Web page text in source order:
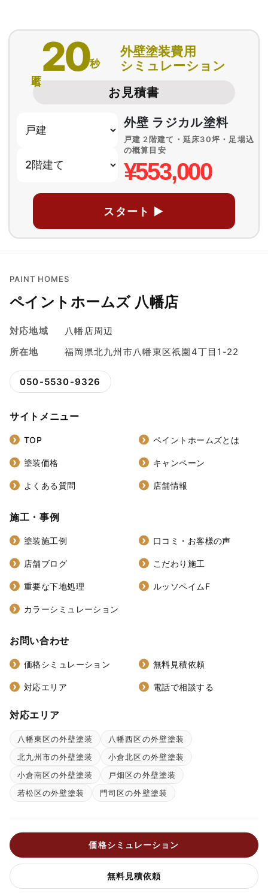
20秒
外壁塗装費用
シミュレーション
お見積書
外壁 ラジカル塗料
戸建 2階建て・延床30坪・足場込
の概算目安
¥553,000
スタート ▶
PAINT HOMES
ペイントホームズ 八幡店
対応地域
八幡店周辺
所在地
福岡県北九州市八幡東区祇園4丁目1-22
050-5530-9326
サイトメニュー
TOP ペイントホームズとは
塗装価格 キャンペーン
よくある質問 店舗情報
施工・事例
塗装施工例 口コミ・お客様の声
店舗ブログ こだわり施工
重要な下地処理 ルッソペイムF
カラーシミュレーション
お問い合わせ
価格シミュレーション 無料見積依頼
対応エリア 電話で相談する
対応エリア
八幡東区の外壁塗装
八幡西区の外壁塗装
北九州市の外壁塗装
小倉北区の外壁塗装
小倉南区の外壁塗装
戸畑区の外壁塗装
若松区の外壁塗装
門司区の外壁塗装
価格シミュレーション
無料見積依頼